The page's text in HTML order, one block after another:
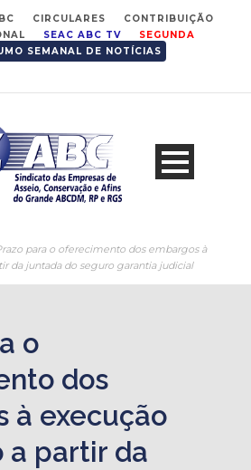
CIRCULARES
CONTRIBUIÇÃO
SEAC ABC TV
SEGUNDA
SEMANAL DE NOTÍCIAS
para o oferecimento dos embargos à
da juntada do seguro garantia judicial
o
dos
à execução
a partir da